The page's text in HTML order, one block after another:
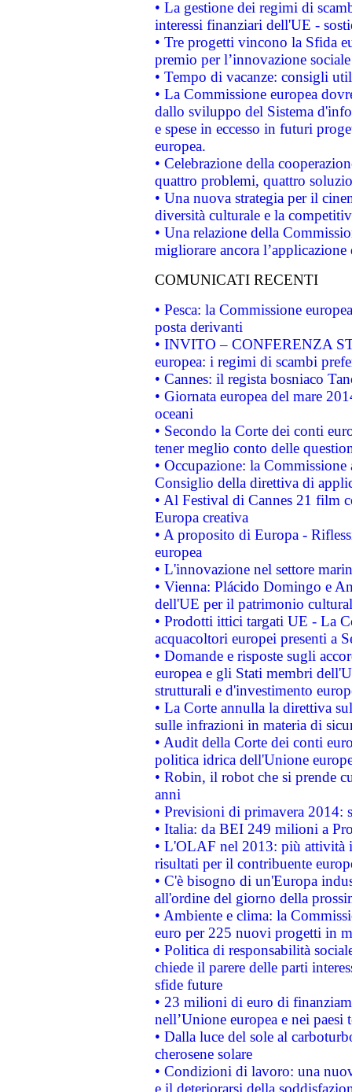
• La gestione dei regimi di
interessi finanziari dell'UE -
• Tre progetti vincono la Sfida
premio per l’innovazione sociale
• Tempo di vacanze: consigli
• La Commissione europea
dallo sviluppo del Sistema
e spese in eccesso in futuri
europea.
• Celebrazione della
quattro problemi, quattro
• Una nuova strategia per il
diversità culturale e la
• Una relazione della
migliorare ancora
COMUNICATI RECENTI
• Pesca: la Commissione
posta derivanti
• INVITO – CONFERENZA
europea: i regimi di scambi
• Cannes: il regista bosniaco
• Giornata europea del mare
oceani
• Secondo la Corte dei conti
tener meglio conto delle
• Occupazione: la
Consiglio della direttiva di
• Al Festival di Cannes 21 film
Europa creativa
• A proposito di Europa -
europea
• L'innovazione nel settore
• Vienna: Plácido Domingo e
dell'UE per il patrimonio
• Prodotti ittici targati UE - La
acquacoltori europei presenti a
• Domande e risposte sugli
europea e gli Stati membri
strutturali e d'investimento
• La Corte annulla la direttiva
sulle infrazioni in materia di
• Audit della Corte dei conti
politica idrica dell'Unione
• Robin, il robot che si prende
anni
• Previsioni di primavera 2014:
• Italia: da BEI 249 milioni a
• L'OLAF nel 2013: più attività
risultati per il contribuente
• C'è bisogno di un'Europa
all'ordine del giorno della
• Ambiente e clima: la
euro per 225 nuovi progetti in
• Politica di responsabilità
chiede il parere delle parti
sfide future
• 23 milioni di euro di
nell’Unione europea e nei paesi
• Dalla luce del sole al
cherosene solare
• Condizioni di lavoro: una
e il deteriorarsi della